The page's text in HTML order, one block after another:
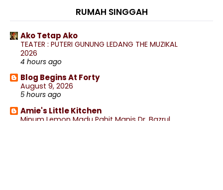
(16)
► November
►October(37)
►September
►August(18)
▼July (23)
Bila Tiba Musim Buah
Magical Althea Turns 4 Birthday Carnival
RUMAH SINGGAH
Ako Tetap Ako
TEATER : PUTERI GUNUNG LEDANG THE MUZIKAL
2026
4 hours ago
Blog Begins At Forty
August 9, 2026
5 hours ago
Amie's Little Kitchen
Minum Lemon Madu Pahit Manis Dr. Bazrul